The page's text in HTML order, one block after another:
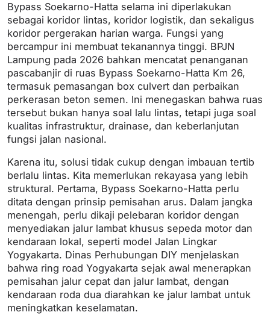
Bypass Soekarno-Hatta selama ini diperlakukan
sebagai koridor lintas, koridor logistik, dan sekaligus
koridor pergerakan harian warga. Fungsi yang
bercampur ini membuat tekanannya tinggi. BPJN
Lampung pada 2026 bahkan mencatat penanganan
pascabanjir di ruas Bypass Soekarno-Hatta Km 26,
termasuk pemasangan box culvert dan perbaikan
perkerasan beton semen. Ini menegaskan bahwa ruas
tersebut bukan hanya soal lalu lintas, tetapi juga soal
kualitas infrastruktur, drainase, dan keberlanjutan
fungsi jalan nasional.
Karena itu, solusi tidak cukup dengan imbauan tertib
berlalu lintas. Kita memerlukan rekayasa yang lebih
struktural. Pertama, Bypass Soekarno-Hatta perlu
ditata dengan prinsip pemisahan arus. Dalam jangka
menengah, perlu dikaji pelebaran koridor dengan
menyediakan jalur lambat khusus sepeda motor dan
kendaraan lokal, seperti model Jalan Lingkar
Yogyakarta. Dinas Perhubungan DIY menjelaskan
bahwa ring road Yogyakarta sejak awal menerapkan
pemisahan jalur cepat dan jalur lambat, dengan
kendaraan roda dua diarahkan ke jalur lambat untuk
meningkatkan keselamatan.